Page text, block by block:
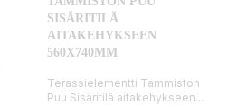
SISÄRITILÄ
AITAKEHYKSEEN
560X740MM
Terassielementti Tammiston
Puu Sisäritilä aitakehykseen...